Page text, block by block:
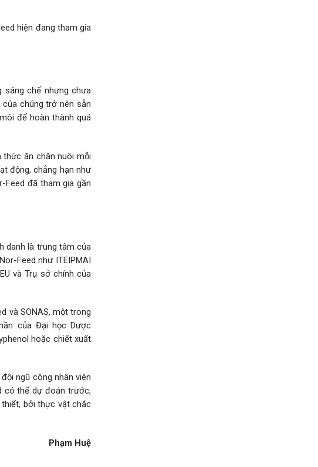
hiện đang tham gia
sáng chế nhưng chưa
chúng trở nên sẵn
để hoàn thành quá
thức ăn chăn nuôi mỗi
động, chẳng hạn như
Feed đã tham gia gần
danh là trung tâm của
Feed như ITEIPMAI
và Trụ sở chính của
và SONAS, một trong
của Đại học Dược
hoặc chiết xuất
ngũ công nhân viên
có thể dự đoán trước,
bởi thực vật chắc
Phạm Huệ